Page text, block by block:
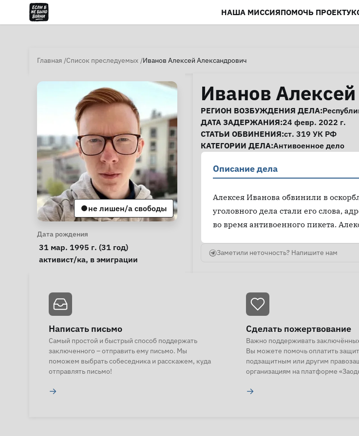
НАША МИССИЯПОМОЧЬ ПРОЕКТУ
Главная Список преследуемых Иванов Алексей Александрович
не лишен/а свободы
Личная информация
Дата рождения
31 мар. 1995 г. (31 год)
Особые обстоятельства
активист/ка, в эмиграции
Иванов
Информация о деле
РЕГИОН ВОЗБУЖДЕНИЯ ДЕЛА:
ДАТА ЗАДЕРЖАНИЯ:24 февр. 2022 г.
СТАТЬИ ОБВИНЕНИЯ:ст. 319 УК РФ
КАТЕГОРИИ ДЕЛА:Антивоенное дело
Описание дела
Алексея Иванова обвинили в
уголовного дела стали его слова,
во время антивоенного пикета.
Заметили неточность? Напишите нам
Написать письмо
Самый простой и быстрый способ поддержать
заключенного – отправить ему письмо. Мы
поможем выбрать собеседника и расскажем, куда
отправлять письмо!
→
Сделать пожертвование
Важно поддерживать
Вы можете помочь оплатить
подзащитным или другим
организациям на платформе
→